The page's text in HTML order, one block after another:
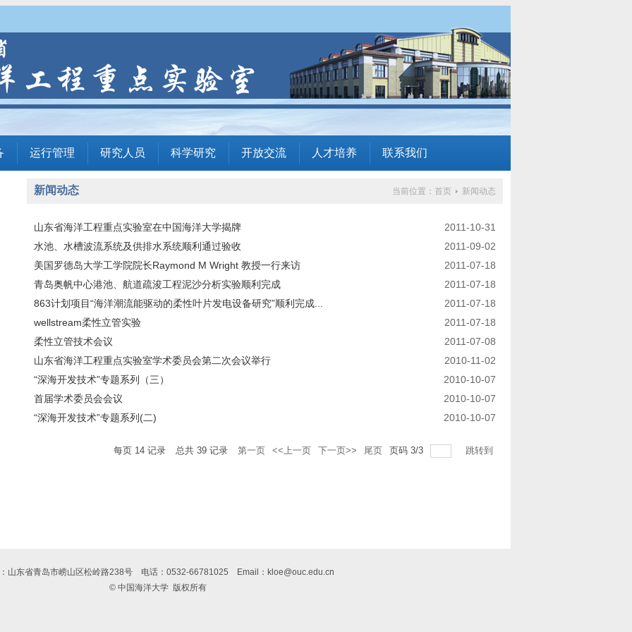
运行管理 研究人员 科学研究 开放交流 人才培养 联系我们
新闻动态 当前位置： 首页 新闻动态
山东省海洋工程重点实验室在中国海洋大学揭牌
2011-10-31
水池、水槽波流系统及供排水系统顺利通过验收
2011-09-02
美国罗德岛大学工学院院长Raymond M Wright 教授一行来访
2011-07-18
青岛奥帆中心港池、航道疏浚工程泥沙分析实验顺利完成
2011-07-18
863计划项目“海洋潮流能驱动的柔性叶片发电设备研究”顺利完成...
2011-07-18
wellstream柔性立管实验
2011-07-18
柔性立管技术会议
2011-07-08
山东省海洋工程重点实验室学术委员会第二次会议举行
2010-11-02
“深海开发技术”专题系列（三）
2010-10-07
首届学术委员会会议
2010-10-07
“深海开发技术”专题系列(二)
2010-10-07
每页 14 记录 总共 39 记录 第一页 <<上一页 下一页>> 尾页 页码 3/3 跳转到
山东省青岛市崂山区松岭路238号 电话：0532-66781025
Email：kloe@ouc.edu.cn
© 中国海洋大学 版权所有